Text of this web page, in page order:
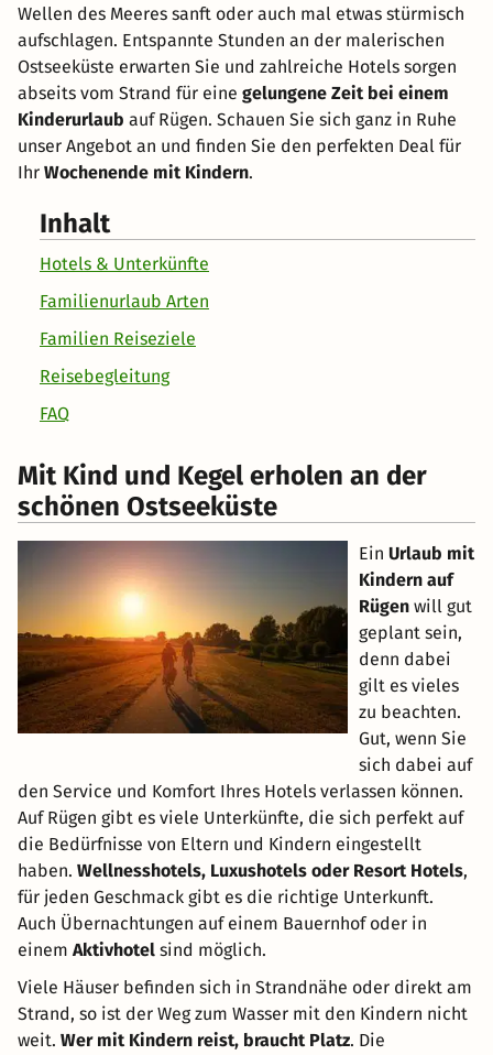
Wellen des Meeres sanft oder auch mal etwas stürmisch
aufschlagen. Entspannte Stunden an der malerischen
Ostseeküste erwarten Sie und zahlreiche Hotels sorgen
abseits vom Strand für eine gelungene Zeit bei einem
Kinderurlaub auf Rügen. Schauen Sie sich ganz in Ruhe
unser Angebot an und finden Sie den perfekten Deal für
Ihr Wochenende mit Kindern.
Inhalt
Hotels & Unterkünfte
Familienurlaub Arten
Familien Reiseziele
Reisebegleitung
FAQ
Mit Kind und Kegel erholen an der
schönen Ostseeküste
Ein Urlaub mit
Kindern auf
Rügen will gut
geplant sein,
denn dabei
gilt es vieles
zu beachten.
Gut, wenn Sie
sich dabei auf
den Service und Komfort Ihres Hotels verlassen können.
Auf Rügen gibt es viele Unterkünfte, die sich perfekt auf
die Bedürfnisse von Eltern und Kindern eingestellt
haben. Wellnesshotels, Luxushotels oder Resort Hotels,
für jeden Geschmack gibt es die richtige Unterkunft.
Auch Übernachtungen auf einem Bauernhof oder in
einem Aktivhotel sind möglich.
Viele Häuser befinden sich in Strandnähe oder direkt am
Strand, so ist der Weg zum Wasser mit den Kindern nicht
weit. Wer mit Kindern reist, braucht Platz. Die